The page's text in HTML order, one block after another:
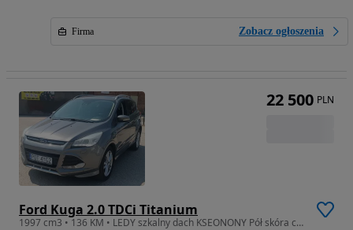
Firma Zobacz ogłoszenia
Ford Kuga 2.0 TDCi Titanium
1997 cm3 • 136 KM • LEDY szkalny dach KSEONONY Pół skóra czujniki parkowania
22 500 PLN